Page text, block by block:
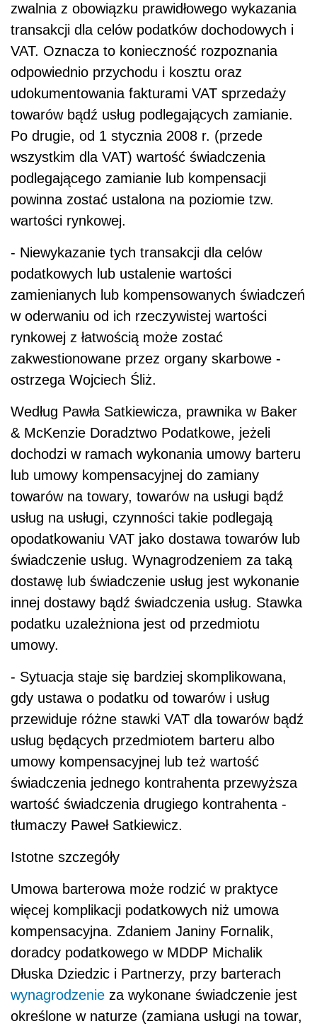
zwalnia z obowiązku prawidłowego wykazania
transakcji dla celów podatków dochodowych i
VAT. Oznacza to konieczność rozpoznania
odpowiednio przychodu i kosztu oraz
udokumentowania fakturami VAT sprzedaży
towarów bądź usług podlegających zamianie.
Po drugie, od 1 stycznia 2008 r. (przede
wszystkim dla VAT) wartość świadczenia
podlegającego zamianie lub kompensacji
powinna zostać ustalona na poziomie tzw.
wartości rynkowej.
- Niewykazanie tych transakcji dla celów
podatkowych lub ustalenie wartości
zamienianych lub kompensowanych świadczeń
w oderwaniu od ich rzeczywistej wartości
rynkowej z łatwością może zostać
zakwestionowane przez organy skarbowe -
ostrzega Wojciech Śliż.
Według Pawła Satkiewicza, prawnika w Baker
& McKenzie Doradztwo Podatkowe, jeżeli
dochodzi w ramach wykonania umowy barteru
lub umowy kompensacyjnej do zamiany
towarów na towary, towarów na usługi bądź
usług na usługi, czynności takie podlegają
opodatkowaniu VAT jako dostawa towarów lub
świadczenie usług. Wynagrodzeniem za taką
dostawę lub świadczenie usług jest wykonanie
innej dostawy bądź świadczenia usług. Stawka
podatku uzależniona jest od przedmiotu
umowy.
- Sytuacja staje się bardziej skomplikowana,
gdy ustawa o podatku od towarów i usług
przewiduje różne stawki VAT dla towarów bądź
usług będących przedmiotem barteru albo
umowy kompensacyjnej lub też wartość
świadczenia jednego kontrahenta przewyższa
wartość świadczenia drugiego kontrahenta -
tłumaczy Paweł Satkiewicz.
Istotne szczegóły
Umowa barterowa może rodzić w praktyce
więcej komplikacji podatkowych niż umowa
kompensacyjna. Zdaniem Janiny Fornalik,
doradcy podatkowego w MDDP Michalik
Dłuska Dziedzic i Partnerzy, przy barterach
wynagrodzenie za wykonane świadczenie jest
określone w naturze (zamiana usługi na towar,